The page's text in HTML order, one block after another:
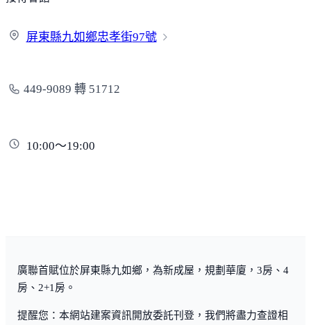
屏東縣九如鄉忠孝街97號
449-9089 轉 51712
10:00～19:00
廣聯首賦位於屏東縣九如鄉，為新成屋，規劃華廈，3房、4
房、2+1房。
提醒您：本網站建案資訊開放委託刊登，我們將盡力查證相